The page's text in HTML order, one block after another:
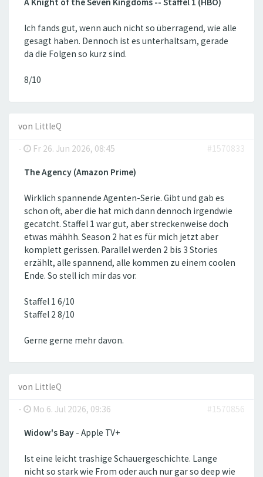
Ich fands gut, wenn auch nicht so überragend, wie alle
gesagt haben. Dennoch ist es unterhaltsam, gerade
da die Folgen so kurz sind.
8/10
von LittleQ
-
Fr 26. Jun 2026, 08:45 #1570833
The Agency (Amazon Prime)
Wirklich spannende Agenten-Serie. Gibt und gab es
schon oft, aber die hat mich dann dennoch irgendwie
gecatcht. Staffel 1 war gut, aber streckenweise doch
etwas mähhh. Season 2 hat es für mich jetzt aber
komplett gerissen. Parallel werden 2 bis 3 Stories
erzählt, alle spannend, alle kommen zu einem coolen
Ende. So stell ich mir das vor.
Staffel 1 6/10
Staffel 2 8/10
Gerne gerne mehr davon.
von LittleQ
-
Mo 6. Jul 2026, 09:36 #1570856
Widow's Bay - Apple TV+
Ist eine leicht trashige Schauergeschichte. Lange
nicht so stark wie From oder auch nur gar so deep wie